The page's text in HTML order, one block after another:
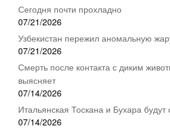
Сегодня почти прохладно
07/21/2026
Узбекистан пережил аномальную
07/21/2026
Смерть после контакта с диким
выясняет
07/14/2026
Итальянская Тоскана и Бухара будут
07/14/2026